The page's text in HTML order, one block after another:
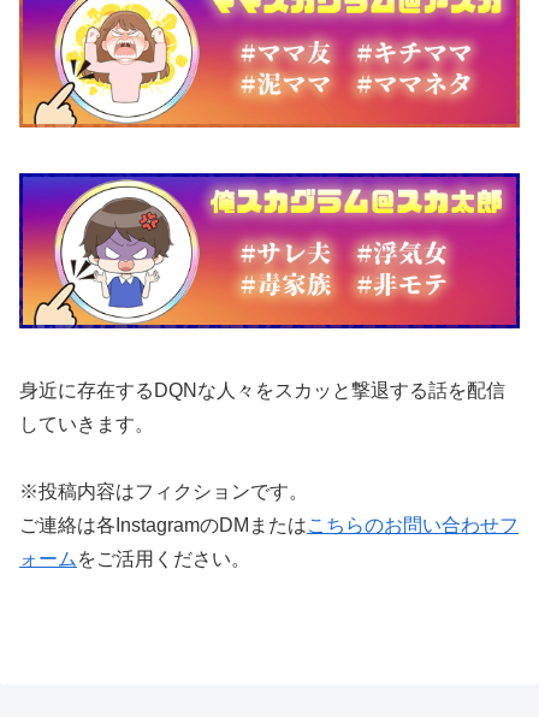
身近に存在するDQNな人々をスカッと撃退する話を配信
していきます。
※投稿内容はフィクションです。
ご連絡は各InstagramのDMまたはこちらのお問い合わせフ
ォーム をご活用ください。